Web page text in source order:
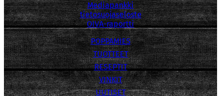
Mediapankki
tietosuojaseloste
OIVA-raportti
POPPAMIES
TUOTTEET
RESEPTIT
VINKIT
UUTISET